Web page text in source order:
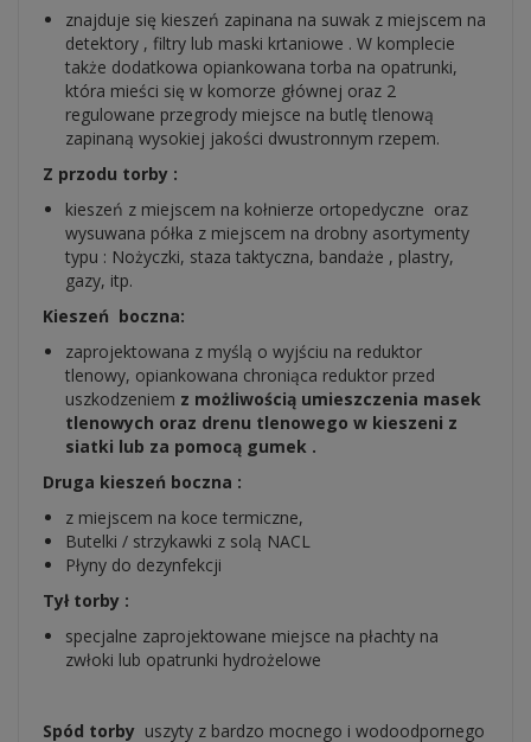
znajduje się kieszeń zapinana na suwak z miejscem na
detektory , filtry lub maski krtaniowe . W komplecie
także dodatkowa opiankowana torba na opatrunki,
która mieści się w komorze głównej oraz 2
regulowane przegrody miejsce na butlę tlenową
zapinaną wysokiej jakości dwustronnym rzepem.
Z przodu torby :
kieszeń z miejscem na kołnierze ortopedyczne oraz
wysuwana półka z miejscem na drobny asortymenty
typu : Nożyczki, staza taktyczna, bandaże , plastry,
gazy, itp.
Kieszeń boczna:
zaprojektowana z myślą o wyjściu na reduktor
tlenowy, opiankowana chroniąca reduktor przed
uszkodzeniem z możliwością umieszczenia masek
tlenowych oraz drenu tlenowego w kieszeni z
siatki lub za pomocą gumek .
Druga kieszeń boczna :
z miejscem na koce termiczne,
Butelki / strzykawki z solą NACL
Płyny do dezynfekcji
Tył torby :
specjalne zaprojektowane miejsce na płachty na
zwłoki lub opatrunki hydrożelowe
Spód torby uszyty z bardzo mocnego i wodoodpornego